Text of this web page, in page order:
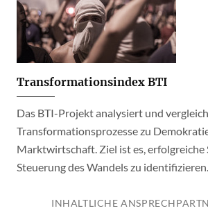
Transformationsindex BTI
Das BTI-Projekt analysiert und
Transformationsprozesse zu
Marktwirtschaft. Ziel ist es, erfolgreiche
Steuerung des Wandels zu identifizieren.
INHALTLICHE